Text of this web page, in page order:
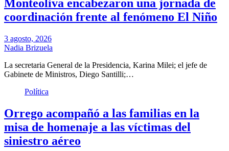
Monteoliva encabezaron una jornada de
coordinación frente al fenómeno El Niño
3 agosto, 2026
Nadia Brizuela
La secretaria General de la Presidencia, Karina Milei; el jefe de
Gabinete de Ministros, Diego Santilli;…
Política
Orrego acompañó a las familias en la
misa de homenaje a las víctimas del
siniestro aéreo